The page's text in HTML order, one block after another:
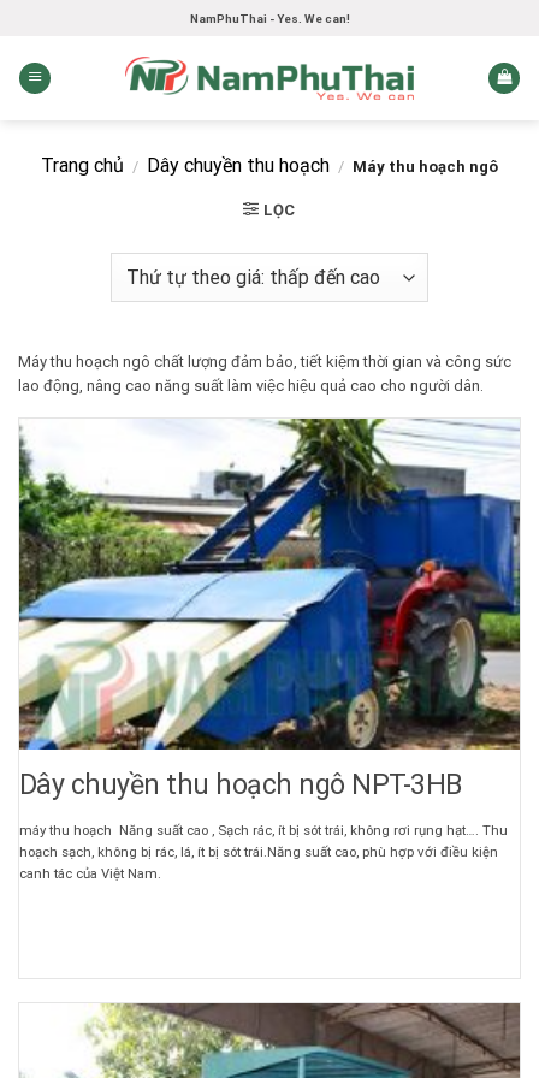
content
NamPhuThai - Yes. We can!
Trang chủ / Dây chuyền thu hoạch / Máy thu hoạch ngô
LỌC
Máy thu hoạch ngô chất lượng đảm bảo, tiết kiệm thời gian và công sức
lao động, nâng cao năng suất làm việc hiệu quả cao cho người dân.
Dây chuyền thu hoạch ngô NPT-3HB
máy thu hoạch Năng suất cao , Sạch rác, ít bị sót trái, không rơi rụng hạt…. Thu
hoạch sạch, không bị rác, lá, ít bị sót trái.Năng suất cao, phù hợp với điều kiện
canh tác của Việt Nam.